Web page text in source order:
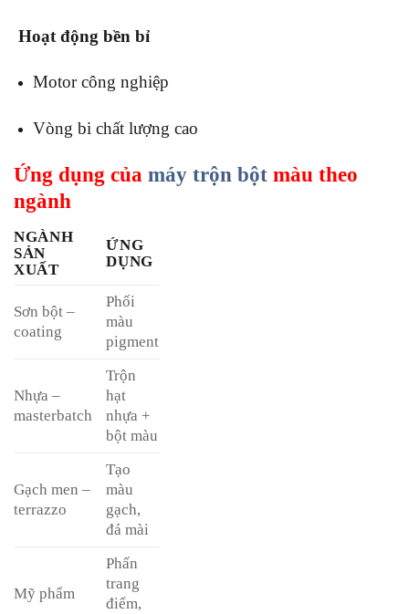
Hoạt động bền bỉ
Motor công nghiệp
Vòng bi chất lượng cao
Ứng dụng của máy trộn bột màu theo
ngành
NGÀNH
SẢN
XUẤT
ỨNG
DỤNG
Sơn bột –
coating
Phối
màu
pigment
Nhựa –
masterbatch
Trộn
hạt
nhựa +
bột màu
Gạch men –
terrazzo
Tạo
màu
gạch,
đá mài
Mỹ phẩm
Phấn
trang
điểm,